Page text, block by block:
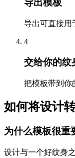
导出模板
导出可直接用
4
交给你的纹
把模板带到你
如何将设计
为什么模板很重
设计与一个好纹身